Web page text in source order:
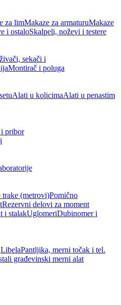
za limMakaze za armaturuMakaze
i ostaloSkalpeli, noževi i testere
sekači i
Montirač i poluga
Alati u kolicimaAlati u penastim
i pribor
trake (metrovi)Pomično
Rezervni delovi za moment
i stalakUglomeriDubinomer i
LibelaPantljika, merni točak i tel.
građevinski merni alat